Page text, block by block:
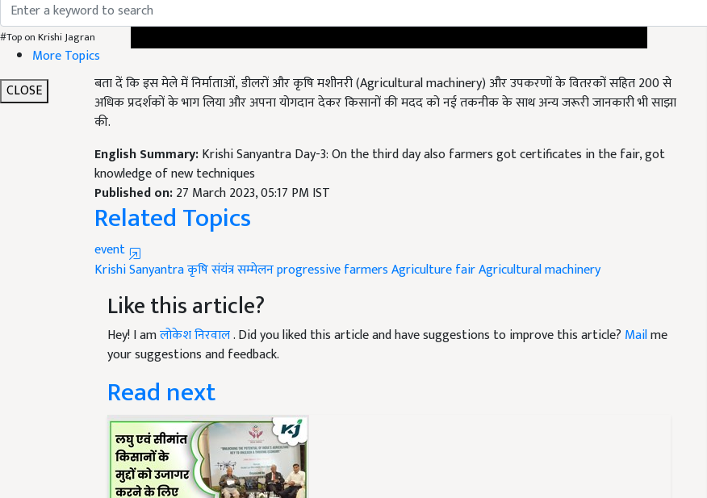
#Top on Krishi Jagran
More Topics
CLOSE
बता दें कि इस मेले में निर्माताओं, डीलरों और कृषि मशीनरी (Agricultural machinery)
अधिक प्रदर्शकों के भाग लिया और अपना योगदान देकर किसानों की मदद को नई तकनीक के साथ अन्य जरूरी जानकारी भी साझा
की.
knowledge of new techniques
Published on:27 March 2023, 05:17 PM IST
Related Topics
event
Krishi Sanyantra
Like this article?
Hey! I amलोकेश निरवाल. Did you liked this article and have suggestions to improve this article?
your suggestions and feedback.
Read next